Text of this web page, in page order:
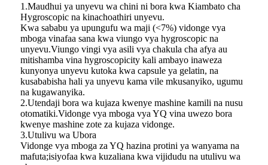
1.Maudhui ya unyevu wa chini ni bora kwa Kiambato cha
Hygroscopic na kinachoathiri unyevu.
Kwa sababu ya upungufu wa maji (<7%) vidonge vya
mboga vinafaa sana kwa viungo vya hygroscopic na
unyevu.Viungo vingi vya asili vya chakula cha afya au
mitishamba vina hygroscopicity kali ambayo inaweza
kunyonya unyevu kutoka kwa capsule ya gelatin, na
kusababisha hali ya unyevu kama vile mkusanyiko, ugumu
na kugawanyika.
2.Utendaji bora wa kujaza kwenye mashine kamili na nusu
otomatiki.Vidonge vya mboga vya YQ vina uwezo bora
kwenye mashine zote za kujaza vidonge.
3.Utulivu wa Ubora
Vidonge vya mboga za YQ hazina protini ya wanyama na
mafuta;isiyofaa kwa kuzaliana kwa vijidudu na utulivu wa